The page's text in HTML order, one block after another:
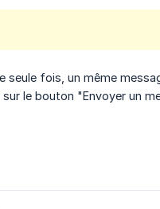
fois, un même
le bouton "Envoyer un